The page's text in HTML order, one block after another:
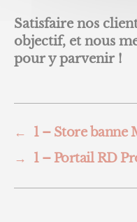
Satisfaire nos
objectif, et nous
pour y parvenir !
←
1 – Store banne
→
1 – Portail RD